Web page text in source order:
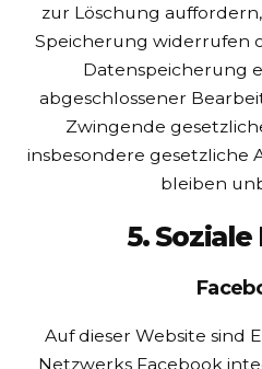
zur Löschung
Speicherung widerrufen
Datenspeicherung
abgeschlossener
Zwingende
insbesondere gesetzliche
bleiben
5.
Auf dieser Website sind
Netzwerks Facebook